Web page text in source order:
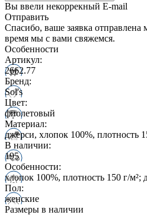
Вы ввели некоррекный E-mail
Отправить
Спасибо, ваше заявка
время мы с вами свяжемся.
Особенности
Артикул:
2662.77
Бренд:
Sol's
Цвет:
фиолетовый
Материал:
джерси, хлопок 100%, плотность
В наличии:
195
Особенности:
хлопок 100%, плотность 150 г/м²;
Пол:
женские
Размеры в наличии